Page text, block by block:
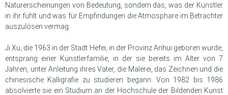
Naturerscheinungen von Bedeutung, sondern das, was der Künstler
in ihr fühlt und was für Empfindungen die Atmosphäre im Betrachter
auszulösen vermag.
Ji Xu, die 1963 in der Stadt Hefei, in der Provinz Anhui geboren wurde,
entsprang einer Künstlerfamilie, in der sie bereits im Alter von 7
Jahren, unter Anleitung ihres Vater, die Malerei, das Zeichnen und die
chinesische Kalligrafie zu studieren begann. Von 1982 bis 1986
absolvierte sie ein Studium an der Hochschule der Bildenden Kunst